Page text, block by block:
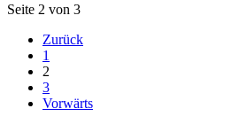
Seite 2 von 3
Zurück
1
2
3
Vorwärts